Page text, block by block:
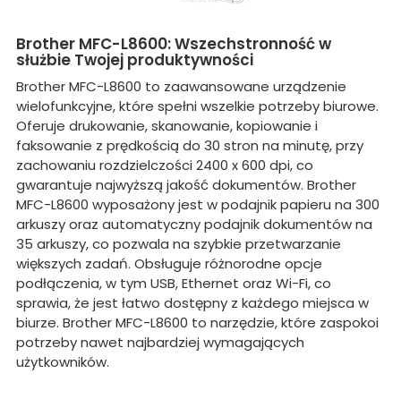
Brother MFC-L8600: Wszechstronność w
służbie Twojej produktywności
Brother MFC-L8600 to zaawansowane urządzenie
wielofunkcyjne, które spełni wszelkie potrzeby biurowe.
Oferuje drukowanie, skanowanie, kopiowanie i
faksowanie z prędkością do 30 stron na minutę, przy
zachowaniu rozdzielczości 2400 x 600 dpi, co
gwarantuje najwyższą jakość dokumentów. Brother
MFC-L8600 wyposażony jest w podajnik papieru na 300
arkuszy oraz automatyczny podajnik dokumentów na
35 arkuszy, co pozwala na szybkie przetwarzanie
większych zadań. Obsługuje różnorodne opcje
podłączenia, w tym USB, Ethernet oraz Wi-Fi, co
sprawia, że jest łatwo dostępny z każdego miejsca w
biurze. Brother MFC-L8600 to narzędzie, które zaspokoi
potrzeby nawet najbardziej wymagających
użytkowników.